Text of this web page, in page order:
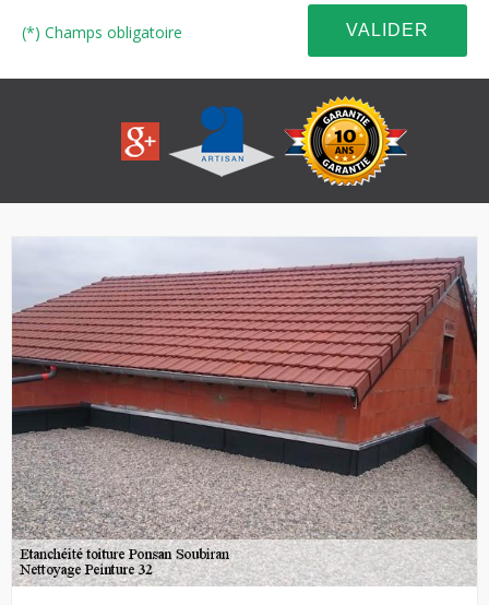
(*) Champs obligatoire